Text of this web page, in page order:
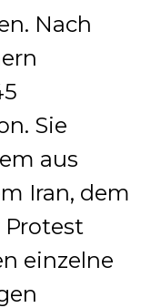
Nach
Sie
aus
Iran, dem
Protest
einzelne